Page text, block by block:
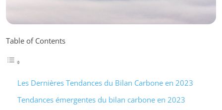
Table of Contents
Les Dernières Tendances du Bilan Carbone en 2023
Tendances émergentes du bilan carbone en 2023